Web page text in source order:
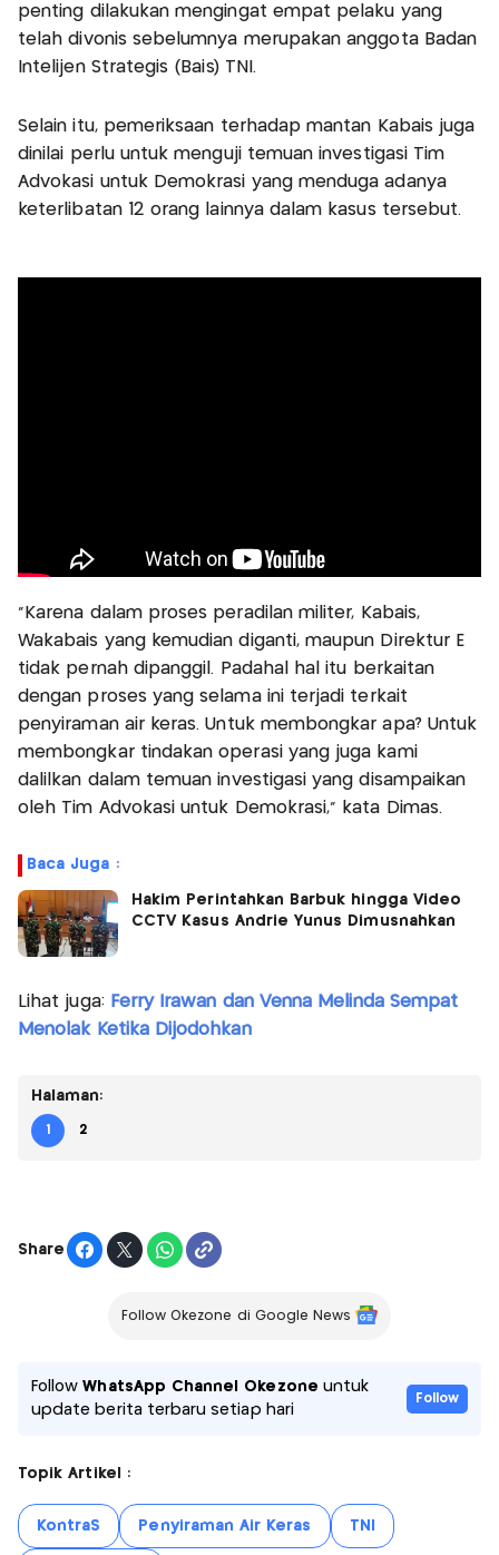
penting dilakukan mengingat empat pelaku yang
telah divonis sebelumnya merupakan anggota Badan
Intelijen Strategis (Bais) TNI.
Selain itu, pemeriksaan terhadap mantan Kabais juga
dinilai perlu untuk menguji temuan investigasi Tim
Advokasi untuk Demokrasi yang menduga adanya
keterlibatan 12 orang lainnya dalam kasus tersebut.
"Karena dalam proses peradilan militer, Kabais,
Wakabais yang kemudian diganti, maupun Direktur E
tidak pernah dipanggil. Padahal hal itu berkaitan
dengan proses yang selama ini terjadi terkait
penyiraman air keras. Untuk membongkar apa? Untuk
membongkar tindakan operasi yang juga kami
dalilkan dalam temuan investigasi yang disampaikan
oleh Tim Advokasi untuk Demokrasi," kata Dimas.
Baca Juga :
Hakim Perintahkan Barbuk hingga Video
CCTV Kasus Andrie Yunus Dimusnahkan
Lihat juga: Ferry Irawan dan Venna Melinda Sempat
Menolak Ketika Dijodohkan
Halaman:
1 2
Share
Follow Okezone di Google News
FollowWhatsApp Channel Okezone untuk
update berita terbaru setiap hari
Follow
Topik Artikel :
KontraS Penyiraman Air Keras TNI